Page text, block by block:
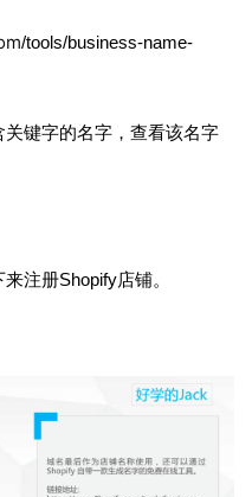
/tools/business-name-
键字的名字，查看该名字
注册Shopify店铺。